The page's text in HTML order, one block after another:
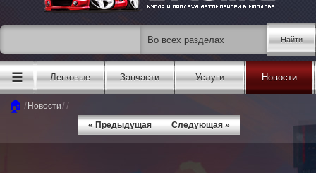
Найти
☰ Легковые Запчасти Услуги Новости
🏠 / Новости//
« Предыдущая Следующая »